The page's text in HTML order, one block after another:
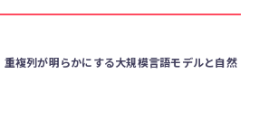
複列が明らかにする大規模言語モデルと自然